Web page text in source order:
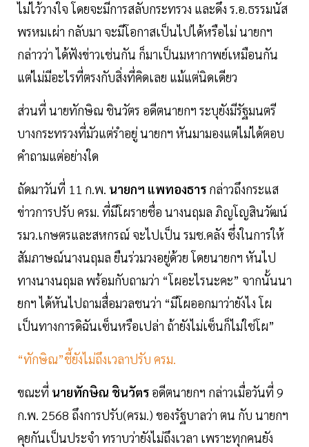
ไม่ไว้วางใจ โดยจะมีการสลับกระทรวง และดึง ร.อ.ธรรมนัส
พรหมเผ่า กลับมา จะมีโอกาสเป็นไปได้หรือไม่ นายกฯ
กล่าวว่า ได้ฟังข่าวเช่นกัน ก็มาเป็นมหากาพย์เหมือนกัน
แต่ไม่มีอะไรที่ตรงกับสิ่งที่คิดเลย แม้แต่นิดเดียว
ส่วนที่ นายทักษิณ ชินวัตร อดีตนายกฯ ระบุยังมีรัฐมนตรี
บางกระทรวงที่มัวแต่รำอยู่ นายกฯ หันมามองแต่ไม่ได้ตอบ
คำถามแต่อย่างใด
ถัดมาวันที่ 11 ก.พ. นายกฯ แพทองธาร กล่าวถึงกระแส
ข่าวการปรับ ครม. ที่มีโผรายชื่อ นางนฤมล ภิญโญสินวัฒน์
รมว.เกษตรและสหกรณ์ จะไปเป็น รมช.คลัง ซึ่งในการให้
สัมภาษณ์นางนฤมล ยืนร่วมวงอยู่ด้วย โดยนายกฯ หันไป
ทางนางนฤมล พร้อมกับถามว่า “โผอะไรนะคะ” จากนั้นนา
ยกฯ ได้หันไปถามสื่อมวลชนว่า “มีโผออกมาว่ายังไง โผ
เป็นทางการดิฉันเซ็นหรือเปล่า ถ้ายังไม่เซ็นก็ไม่ใช่โผ”
“ทักษิณ”ชี้ยังไม่ถึงเวลาปรับ ครม.
ขณะที่ นายทักษิณ ชินวัตร อดีตนายกฯ กล่าวเมื่อวันที่ 9
ก.พ. 2568 ถึงการปรับ(ครม.) ของรัฐบาลว่า ตน กับ นายกฯ
คุยกันเป็นประจำ ทราบว่ายังไม่ถึงเวลา เพราะทุกคนยัง